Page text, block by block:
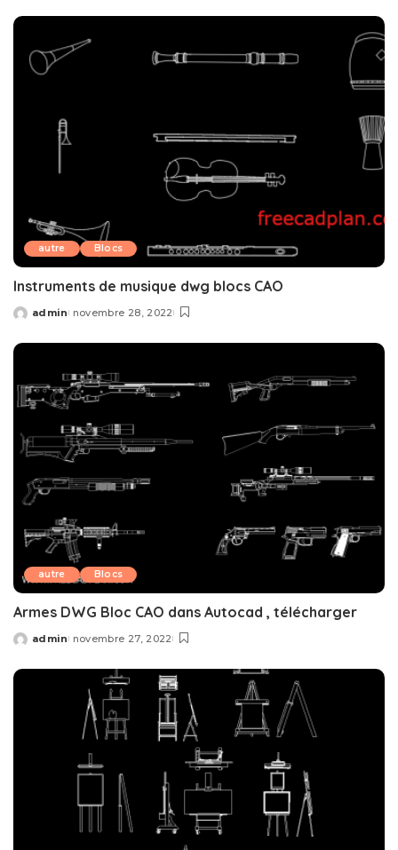
autre Blocs
Instruments de musique dwg blocs CAO
Posted
admin novembre 28, 2022
autre Blocs
Armes DWG Bloc CAO dans Autocad , télécharger
Posted
admin novembre 27, 2022